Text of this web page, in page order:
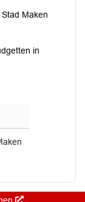
Maken
in